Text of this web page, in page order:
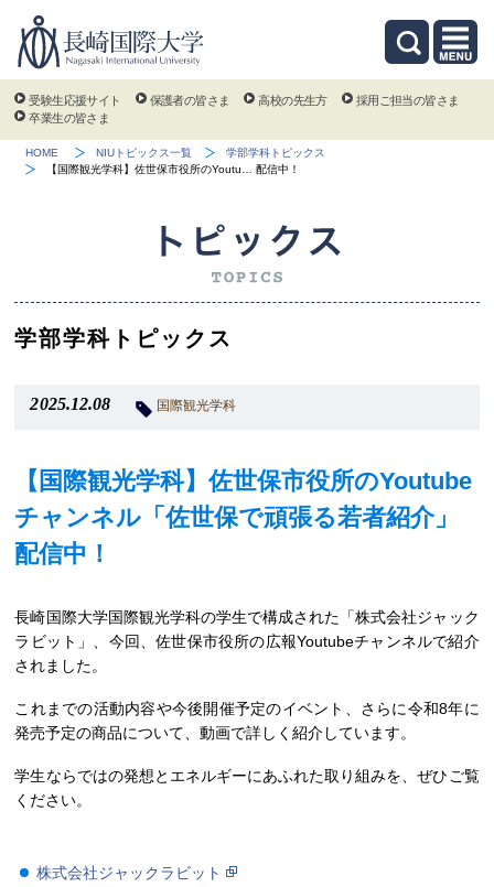
受験生応援サイト 保護者の皆さま 高校の先生方
採用ご担当の皆さま
卒業生の皆さま
HOME NIUトピックス一覧
学部学科トピックス
【国際観光学科】佐世保市役所のYoutu… 配信中！
学部学科トピックス
2025.12.08 国際観光学科
【国際観光学科】佐世保市役所のYoutube
チャンネル「佐世保で頑張る若者紹介」
配信中！
長崎国際大学国際観光学科の学生で構成された「株式会社ジャック
ラビット」、今回、佐世保市役所の広報Youtubeチャンネルで紹介
されました。
これまでの活動内容や今後開催予定のイベント、さらに令和8年に
発売予定の商品について、動画で詳しく紹介しています。
学生ならではの発想とエネルギーにあふれた取り組みを、ぜひご覧
ください。
株式会社ジャックラビット